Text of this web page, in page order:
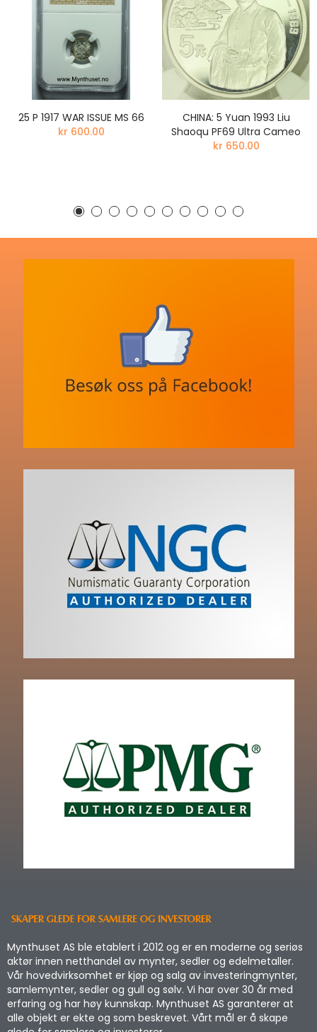
25 P 1917 WAR ISSUE MS 66
kr 600.00
CHINA: 5 Yuan 1993 Liu
Shaoqu PF69 Ultra Cameo
kr 650.00
Mynthuset AS ble etablert i 2012 og er en moderne og seriøs
aktør innen netthandel av mynter, sedler og edelmetaller.
Vår hovedvirksomhet er kjøp og salg av investeringmynter,
samlemynter, sedler og gull og sølv. Vi har over 30 år med
erfaring og har høy kunnskap. Mynthuset AS garanterer at
alle objekt er ekte og som beskrevet. Vårt mål er å skape